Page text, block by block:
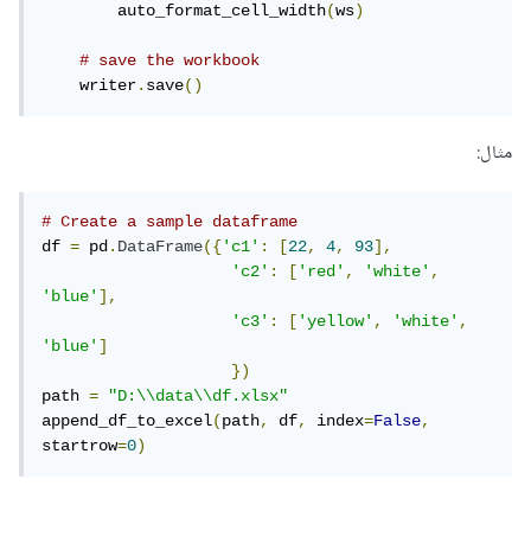
        auto_format_cell_width
(ws)
# save the workbook
    writer
.save()
مثال:
# Create a sample dataframe
df = pd.DataFrame({'c1': [22, 4, 93],
'c2': ['red', 'white',
'blue'],
'c3': ['yellow', 'white',
'blue']
})
path =
"D:\\data\\df.xlsx"
append_df_to_excel(path, df, index=False,
startrow=0)